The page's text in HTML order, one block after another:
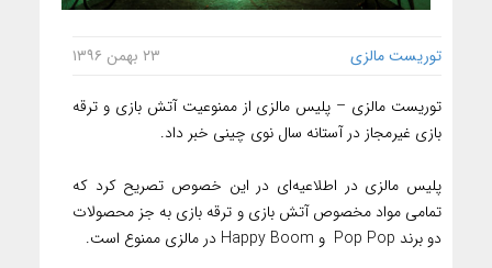
توریست مالزی ۲۳ بهمن ۱۳۹۶
توریست مالزی – پلیس مالزی از ممنوعیت آتش بازی و ترقه
بازی غیرمجاز در آستانه سال نوی چینی خبر داد.
پلیس مالزی در اطلاعیه‌ای در این خصوص تصریح کرد که
تمامی مواد مخصوص آتش بازی و ترقه بازی به جز محصولات
دو برند Pop Pop و Happy Boom در مالزی ممنوع است.